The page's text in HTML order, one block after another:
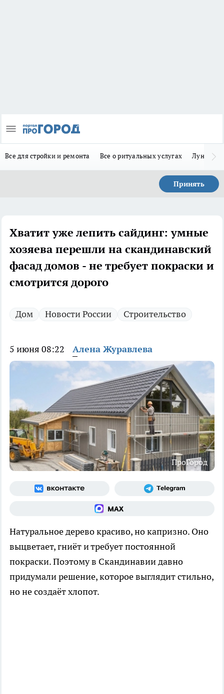
Все для стройки и ремонта Все о ритуальных услугах Лунно-
Принять
Хватит уже лепить сайдинг: умные
хозяева перешли на скандинавский
фасад домов - не требует покраски и
смотрится дорого
Дом Новости России Строительство
5 июня 08:22 Алена Журавлева
ПроГород
Натуральное дерево красиво, но капризно. Оно
выцветает, гниёт и требует постоянной
покраски. Поэтому в Скандинавии давно
придумали решение, которое выглядит стильно,
но не создаёт хлопот.